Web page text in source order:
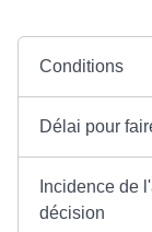
Conditions
Délai pour
Incidence de
décision